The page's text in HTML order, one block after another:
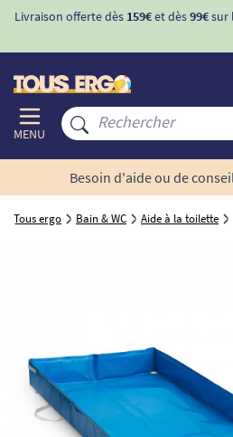
Livraison offerte dès 159€et dès99€sur
MENU
Besoin d'aide ou de
Tous ergo Bain & WC Aide à la toilette